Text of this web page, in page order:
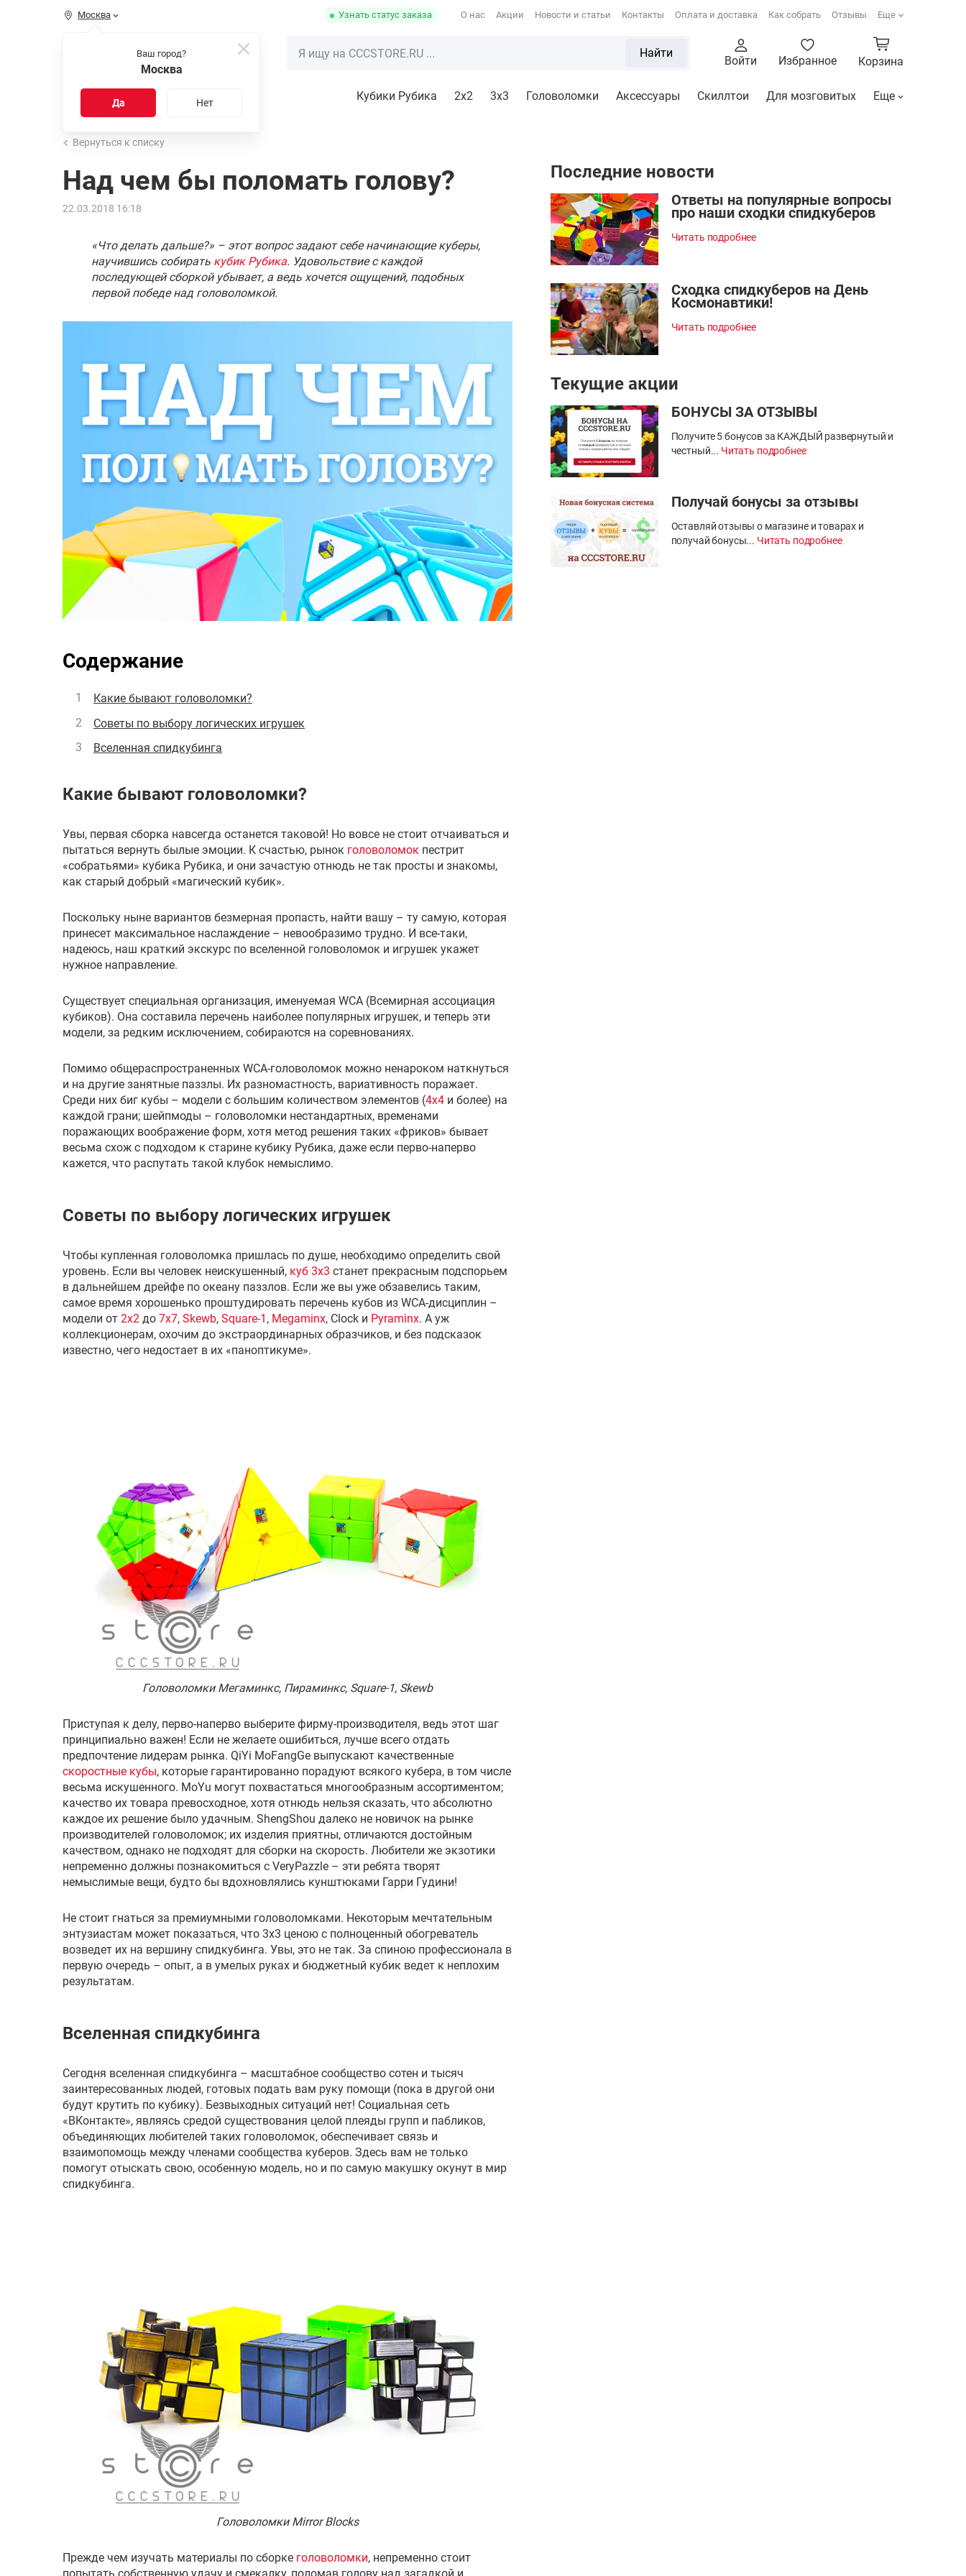
Москва
Ваш город?
Москва
Да Нет
Узнать статус заказа О нас Акции Новости и статьи Контакты Оплата и доставка Как собрать Отзывы Еще
КАТАЛОГ Найти
Войти Избранное Корзина
Распродажа Кубики Рубика 2x2 3х3 Головоломки Аксессуары Скиллтои Для мозговитых Еще
Вернуться к списку
Над чем бы поломать голову?
22.03.2018 16:18
«Что делать дальше?» – этот вопрос задают себе начинающие куберы,
научившись собирать кубик Рубика. Удовольствие с каждой
последующей сборкой убывает, а ведь хочется ощущений, подобных
первой победе над головоломкой.
Содержание
Какие бывают головоломки?
Советы по выбору логических игрушек
Вселенная спидкубинга
Какие бывают головоломки?
Увы, первая сборка навсегда останется таковой! Но вовсе не стоит отчаиваться и
пытаться вернуть былые эмоции. К счастью, рынок головоломок пестрит
«собратьями» кубика Рубика, и они зачастую отнюдь не так просты и знакомы,
как старый добрый «магический кубик».
Поскольку ныне вариантов безмерная пропасть, найти вашу – ту самую, которая
принесет максимальное наслаждение – невообразимо трудно. И все-таки,
надеюсь, наш краткий экскурс по вселенной головоломок и игрушек укажет
нужное направление.
Существует специальная организация, именуемая WCA (Всемирная ассоциация
кубиков). Она составила перечень наиболее популярных игрушек, и теперь эти
модели, за редким исключением, собираются на соревнованиях.
Помимо общераспространенных WCA-головоломок можно ненароком наткнуться
и на другие занятные паззлы. Их разномастность, вариативность поражает.
Среди них биг кубы – модели с большим количеством элементов (4х4 и более) на
каждой грани; шейпмоды – головоломки нестандартных, временами
поражающих воображение форм, хотя метод решения таких «фриков» бывает
весьма схож с подходом к старине кубику Рубика, даже если перво-наперво
кажется, что распутать такой клубок немыслимо.
Советы по выбору логических игрушек
Чтобы купленная головоломка пришлась по душе, необходимо определить свой
уровень. Если вы человек неискушенный, куб 3x3 станет прекрасным подспорьем
в дальнейшем дрейфе по океану паззлов. Если же вы уже обзавелись таким,
самое время хорошенько проштудировать перечень кубов из WCA-дисциплин –
модели от 2х2 до 7х7, Skewb, Square-1 , Megaminx, Сlock и Pyraminx. А уж
коллекционерам, охочим до экстраординарных образчиков, и без подсказок
известно, чего недостает в их «паноптикуме».
Головоломки Мегаминкс, Пираминкс, Square-1, Skewb
Приступая к делу, перво-наперво выберите фирму-производителя, ведь этот шаг
принципиально важен! Если не желаете ошибиться, лучше всего отдать
предпочтение лидерам рынка. QiYi MoFangGe выпускают качественные
скоростные кубы, которые гарантированно порадуют всякого кубера, в том числе
весьма искушенного. MoYu могут похвастаться многообразным ассортиментом;
качество их товара превосходное, хотя отнюдь нельзя сказать, что абсолютно
каждое их решение было удачным. ShengShou далеко не новичок на рынке
производителей головоломок; их изделия приятны, отличаются достойным
качеством, однако не подходят для сборки на скорость. Любители же экзотики
непременно должны познакомиться с VeryPazzle – эти ребята творят
немыслимые вещи, будто бы вдохновлялись кунштюками Гарри Гудини!
Не стоит гнаться за премиумными головоломками. Некоторым мечтательным
энтузиастам может показаться, что 3х3 ценою с полноценный обогреватель
возведет их на вершину спидкубинга. Увы, это не так. За спиною профессионала в
первую очередь – опыт, а в умелых руках и бюджетный кубик ведет к неплохим
результатам.
Вселенная спидкубинга
Сегодня вселенная спидкубинга – масштабное сообщество сотен и тысяч
заинтересованных людей, готовых подать вам руку помощи (пока в другой они
будут крутить по кубику). Безвыходных ситуаций нет! Социальная сеть
«ВКонтакте», являясь средой существования целой плеяды групп и пабликов,
объединяющих любителей таких головоломок, обеспечивает связь и
взаимопомощь между членами сообщества куберов. Здесь вам не только
помогут отыскать свою, особенную модель, но и по самую макушку окунут в мир
спидкубинга.
Головоломки Mirror Blocks
Прежде чем изучать материалы по сборке головоломки, непременно стоит
Последние новости
Ответы на популярные вопросы
про наши сходки спидкуберов
Читать подробнее
Сходка спидкуберов на День
Космонавтики!
Читать подробнее
Текущие акции
БОНУСЫ ЗА ОТЗЫВЫ
Получите 5 бонусов за КАЖДЫЙ развернутый и
честный... Читать подробнее
Получай бонусы за отзывы
Оставляй отзывы о магазине и товарах и
получай бонусы... Читать подробнее